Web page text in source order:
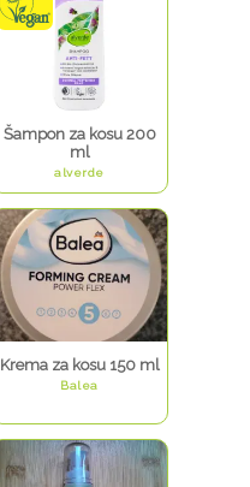
Šampon za kosu 200
ml
alverde
Krema za kosu 150 ml
Balea